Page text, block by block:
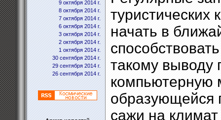
9 октября 2014 г.
8 октября 2014 г.
7 октября 2014 г.
6 октября 2014 г.
3 октября 2014 г.
2 октября 2014 г.
1 октября 2014 г.
30 сентября 2014 г.
29 сентября 2014 г.
26 сентября 2014 г.
туристических
начать в
такому выводу
компьютерную
образующейся
сажи на